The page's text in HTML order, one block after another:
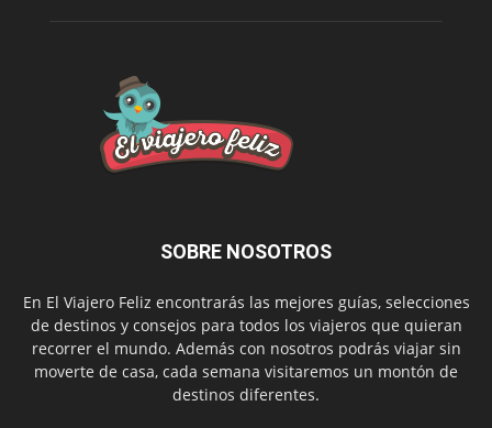
SOBRE NOSOTROS
En El Viajero Feliz encontrarás las mejores guías, selecciones
de destinos y consejos para todos los viajeros que quieran
recorrer el mundo. Además con nosotros podrás viajar sin
moverte de casa, cada semana visitaremos un montón de
destinos diferentes.